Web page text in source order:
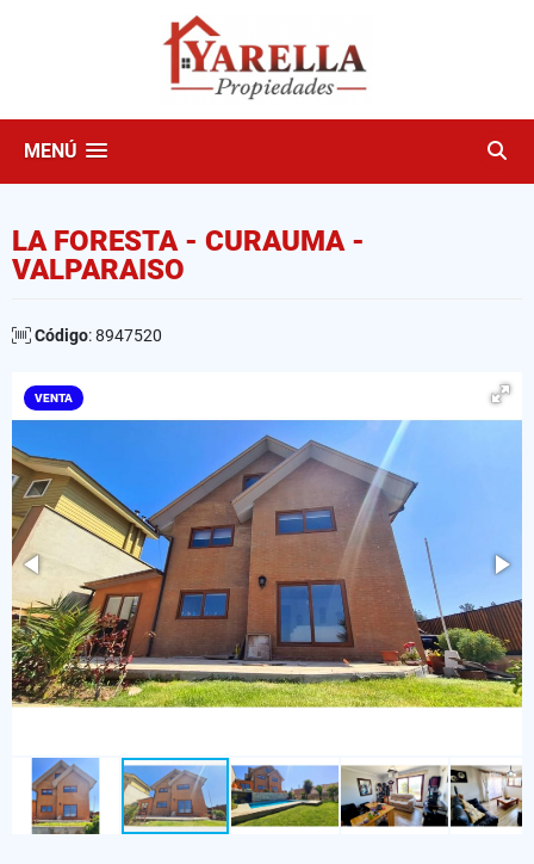
MENÚ
LA FORESTA - CURAUMA -
VALPARAISO
Código: 8947520
VENTA